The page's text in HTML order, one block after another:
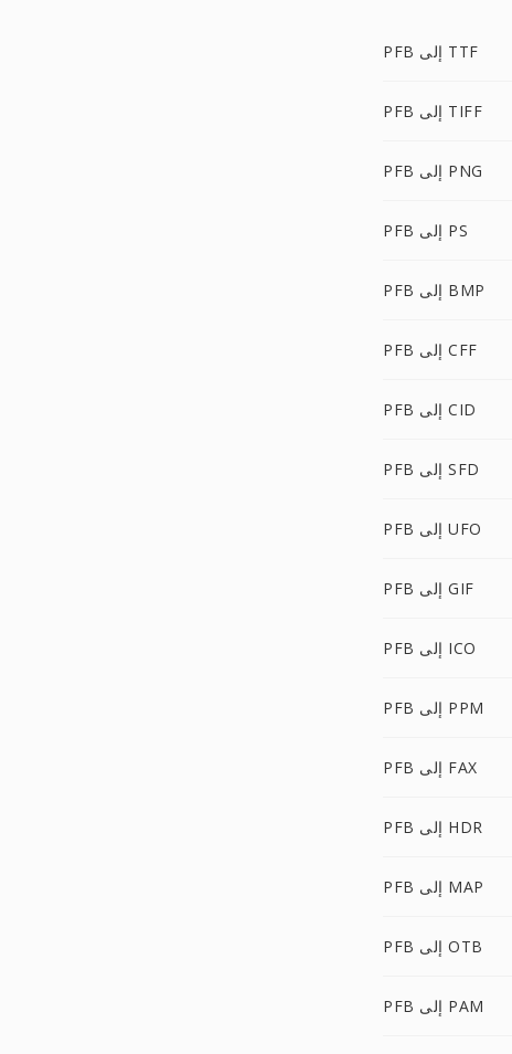
PFB إلى TTF
PFB إلى TIFF
PFB إلى PNG
PFB إلى PS
PFB إلى BMP
PFB إلى CFF
PFB إلى CID
PFB إلى SFD
PFB إلى UFO
PFB إلى GIF
PFB إلى ICO
PFB إلى PPM
PFB إلى FAX
PFB إلى HDR
PFB إلى MAP
PFB إلى OTB
PFB إلى PAM